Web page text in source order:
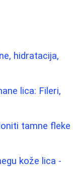
hidratacija,
lica: Fileri,
tamne fleke
kože lica -